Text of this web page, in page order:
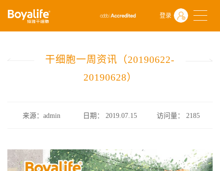
登录
首页 什么是干细胞
行业政策
干细胞一周资讯（20190622-20190628）
干细胞一周资讯（20190622-
20190628）
来源：admin 日期： 2019.07.15 访问量：2185